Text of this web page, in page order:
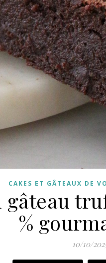
CAKES ET GÂTEAUX DE
gâteau
%
10/10/